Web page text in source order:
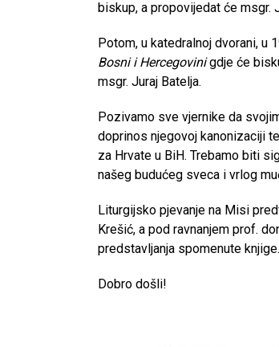
biskup, a propovijedat će msgr.
Potom, u katedralnoj dvorani, u
Bosni i Hercegovinigdje će
msgr. Juraj Batelja.
Pozivamo sve vjernike da
doprinos njegovoj kanonizaciji
za Hrvate u BiH. Trebamo biti
našeg budućeg sveca i vrlog
Liturgijsko pjevanje na Misi
Krešić, a pod ravnanjem prof.
predstavljanja spomenute knjige.
Dobro došli!